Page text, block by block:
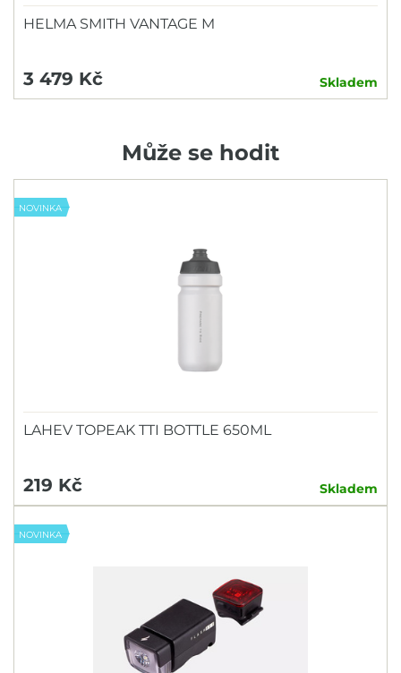
HELMA SMITH VANTAGE M
3 479 Kč Skladem
Může se hodit
NOVINKA
LAHEV TOPEAK TTI BOTTLE 650ML
219 Kč Skladem
NOVINKA